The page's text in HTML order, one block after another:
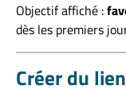
Objectif affiché :
dès les premiers
Créer du